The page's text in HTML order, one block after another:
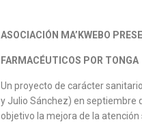
ASOCIACIÓN MA’KWEBO
FARMACÉUTICOS POR TONGA
Un proyecto de carácter
y Julio Sánchez) en septiembre
objetivo la mejora de la